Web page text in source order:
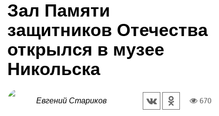
Зал Памяти
защитников Отечества
открылся в музее
Никольска
Евгений Стариков 670